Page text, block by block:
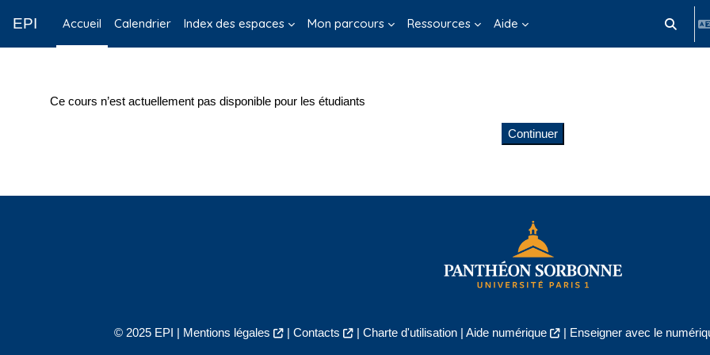
EPI Accueil Calendrier Index des espaces Mon parcours Ressources Aide Activer/
Ce cours n’est actuellement pas disponible pour les étudiants
Continuer
© 2025 EPI | Mentions légales | Contacts | Charte d'utilisation| Aide numérique | Enseigner avec le